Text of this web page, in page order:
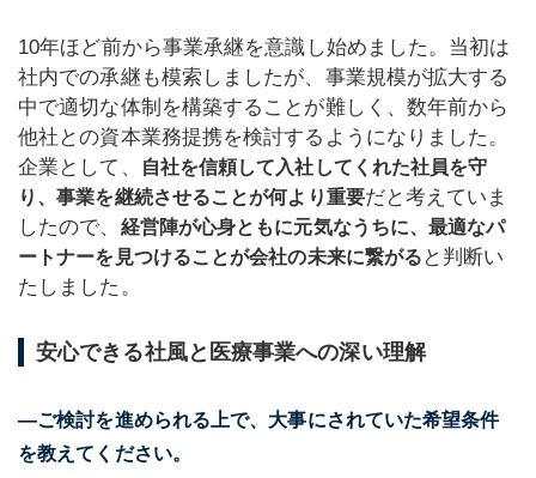
10年ほど前から事業承継を意識し始めました。当初は
社内での承継も模索しましたが、事業規模が拡大する
中で適切な体制を構築することが難しく、数年前から
他社との資本業務提携を検討するようになりました。
企業として、
自社を信頼して入社してくれた社員を守
り、事業を継続させることが何より重要だと考えていま
したので、 経営陣が心身ともに元気なうちに、最適なパ
ートナーを見つけることが会社の未来に繋がる と判断い
たしました。
安心できる社風と医療事業への深い理解
―ご検討を進められる上で、大事にされていた希望条件
を教えてください。